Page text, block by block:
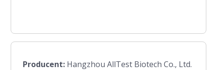
Producent: Hangzhou AllTest Biotech Co., Ltd.